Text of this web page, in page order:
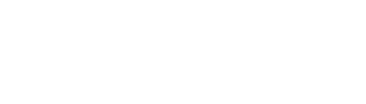
Thép
đầu tư